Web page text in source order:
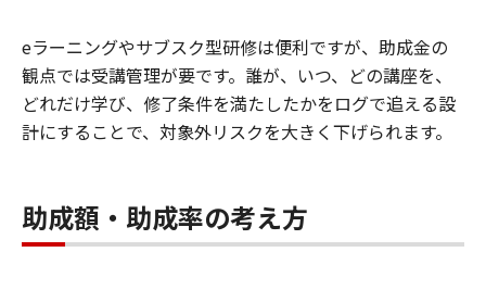
eラーニングやサブスク型研修は便利ですが、助成金の
観点では受講管理が要です。誰が、いつ、どの講座を、
どれだけ学び、修了条件を満たしたかをログで追える設
計にすることで、対象外リスクを大きく下げられます。
助成額・助成率の考え方